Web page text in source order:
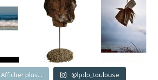
Afficher plus... @lpdp_toulouse